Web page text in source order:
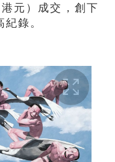
元）成交，創下
紀錄。